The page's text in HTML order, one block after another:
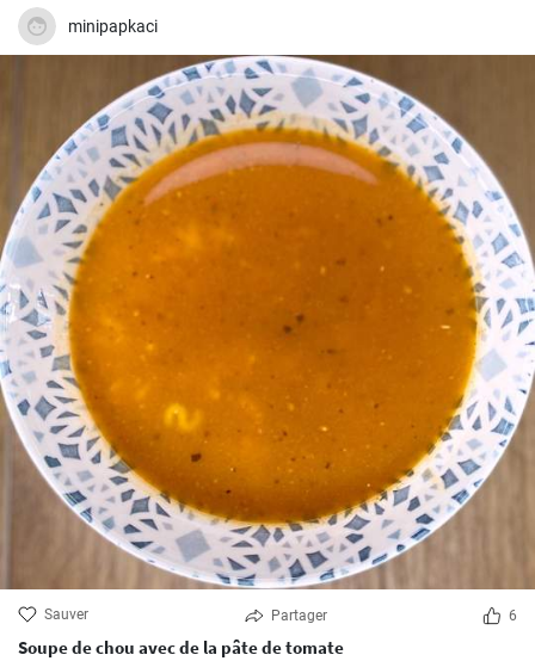
minipapkaci
Sauver Partager 6
Soupe de chou avec de la pâte de tomate